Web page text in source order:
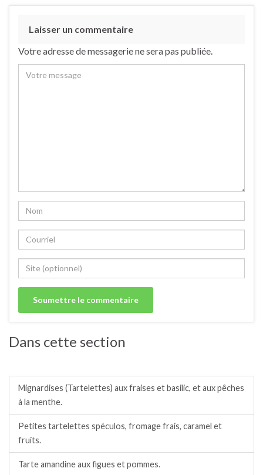
Laisser un commentaire
Votre adresse de messagerie ne sera pas publiée.
Dans cette section
Mignardises (Tartelettes) aux fraises et basilic, et aux pêches
à la menthe.
Petites tartelettes spéculos, fromage frais, caramel et
fruits.
Tarte amandine aux figues et pommes.